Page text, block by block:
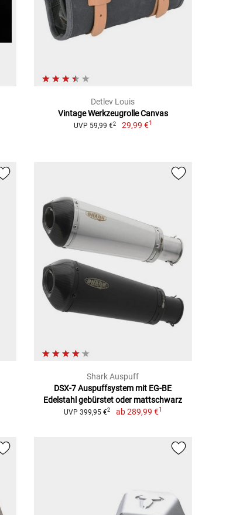
Detlev Louis
Vintage Werkzeugrolle Canvas
UVP 59,99 €2 29,99 €1
Shark Auspuff
DSX-7 Auspuffsystem mit EG-BE
Edelstahl gebürstet oder mattschwarz
UVP 399,95 €2 ab289,99 €1